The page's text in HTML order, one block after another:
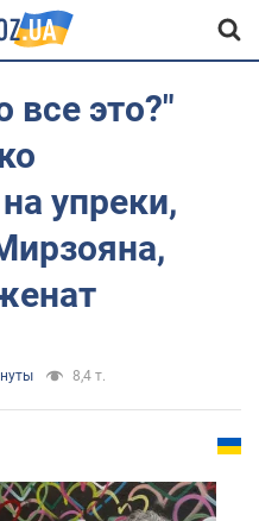
это?"
упреки,
8,4 т.